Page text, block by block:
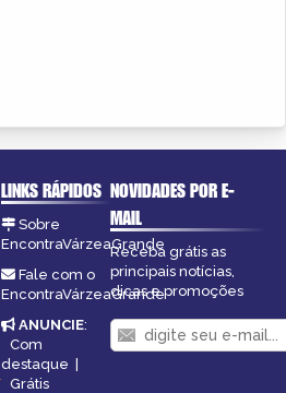
LINKS RÁPIDOS
Sobre
EncontraVárzeaGrande
Fale com o
EncontraVárzeaGrande
ANUNCIE:
Com
destaque |
Grátis
NOVIDADES POR E-
MAIL
Receba grátis as
principais notícias,
dicas e promoções